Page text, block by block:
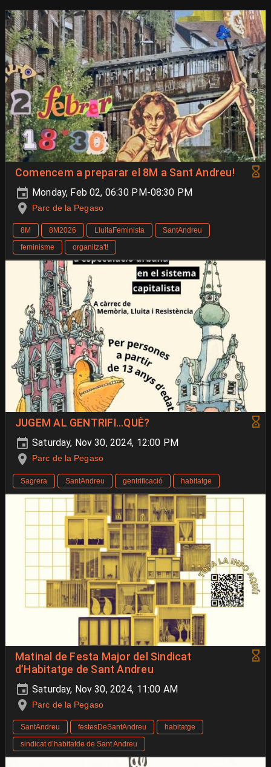
Comencem a preparar el 8M a Sant Andreu!
Monday, Feb 02, 06:30 PM-08:30 PM
Parc de la Pegaso
8M 8M2026 LluitaFeminista
SantAndreu
feminisme
organitza't!
JUGEM AL GENTRIFI...QUÈ?
Saturday, Nov 30, 2024, 12:00 PM
Parc de la Pegaso
Sagrera SantAndreu gentrificació habitatge
Matinal de Festa Major del Sindicat
d’Habitatge de Sant Andreu
Saturday, Nov 30, 2024, 11:00 AM
Parc de la Pegaso
SantAndreu festesDeSantAndreu
habitatge
sindicat d’habitatde de Sant Andreu